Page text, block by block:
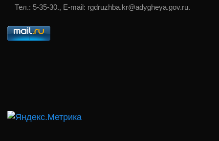
Тел.: 5-35-30., E-mail: rgdruzhba.kr@adygheya.gov.ru.